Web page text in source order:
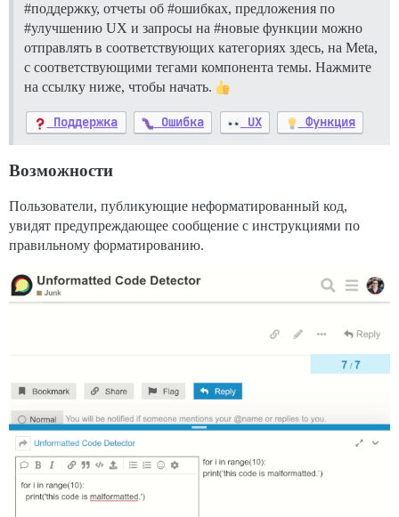
#поддержку, отчеты об #ошибках, предложения по
#улучшению UX и запросы на #новые функции можно
отправлять в соответствующих категориях здесь, на Meta,
с соответствующими тегами компонента темы. Нажмите
на ссылку ниже, чтобы начать.
Поддержка Ошибка UX Функция
Возможности
Пользователи, публикующие неформатированный код,
увидят предупреждающее сообщение с инструкциями по
правильному форматированию.